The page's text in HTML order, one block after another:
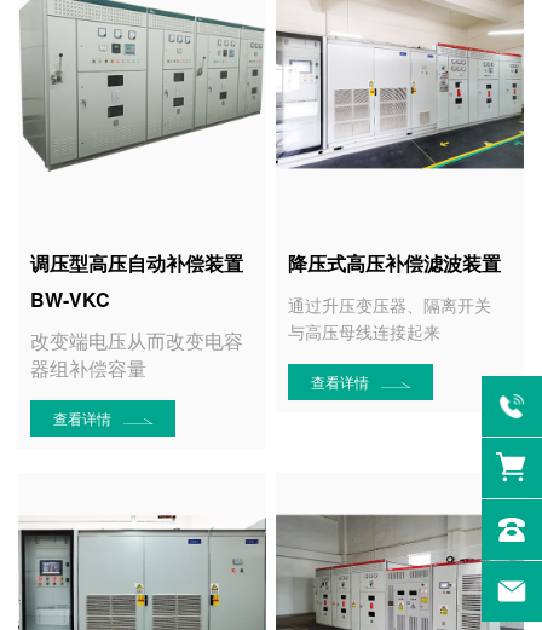
调压型高压自动补偿装置
BW-VKC
改变端电压从而改变电容
器组补偿容量
查看详情
降压式高压补偿滤波装置
通过升压变压器、隔离开关
与高压母线连接起来
查看详情